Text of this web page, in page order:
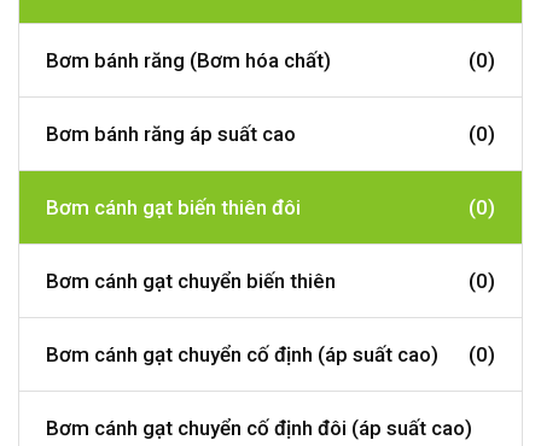
Bơm bánh răng (Bơm hóa chất) (0)
Bơm bánh răng áp suất cao (0)
Bơm cánh gạt biến thiên đôi (0)
Bơm cánh gạt chuyển biến thiên (0)
Bơm cánh gạt chuyển cố định (áp suất cao) (0)
Bơm cánh gạt chuyển cố định đôi (áp suất cao)